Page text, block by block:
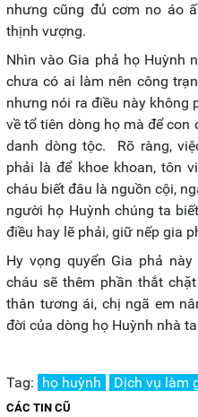
nhưng cũng đủ cơm no áo
thịnh vượng.
Nhìn vào Gia phả họ Huỳnh
chưa có ai làm nên công
nhưng nói ra điều này không
về tổ tiên dòng họ mà để con
danh dòng tộc. Rõ ràng,
phải là để khoe khoan, tôn
cháu biết đâu là nguồn cội,
người họ Huỳnh chúng ta
điều hay lẽ phải, giữ nếp gia
Hy vọng quyển Gia phả
cháu sẽ thêm phần thắt
thân tương ái, chị ngã em
đời của dòng họ Huỳnh nhà
Tag: họ huỳnh Dịch vụ làm
CÁC TIN CŨ